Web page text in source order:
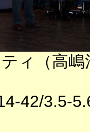
ィ（高嶋
42/3.5-